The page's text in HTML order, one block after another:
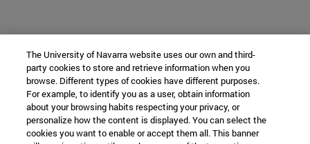
The University of Navarra website uses our own and third-
party cookies to store and retrieve information when you
browse. Different types of cookies have different purposes.
For example, to identify you as a user, obtain information
about your browsing habits respecting your privacy, or
personalize how the content is displayed. You can select the
cookies you want to enable or accept them all. This banner